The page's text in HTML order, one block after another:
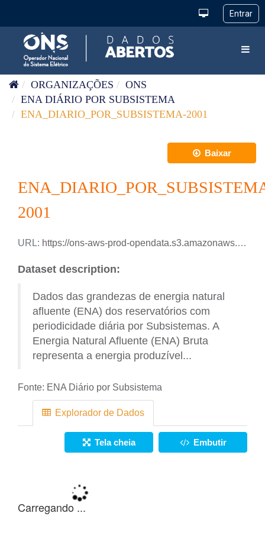
ORGANIZAÇÕES
ONS
ENA DIÁRIO POR SUBSISTEMA
ENA_DIARIO_POR_SUBSISTEMA-2001
Baixar
2001
URL: https://ons-aws-prod-opendata.s3.amazonaws.com/dataset/ena_subsistema_di/ENA_DIARIO_SUBSISTEMA_2001.xlsx
Dataset description:
Dados das grandezas de energia natural
afluente (ENA) dos reservatórios com
periodicidade diária por Subsistemas. A
Energia Natural Afluente (ENA) Bruta
representa a energia produzível...
Fonte: ENA Diário por Subsistema
Explorador de Dados
Tela cheia Embutir